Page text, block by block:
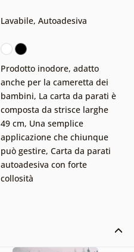
Lavabile, Autoadesiva
Prodotto inodore, adatto
anche per la cameretta dei
bambini, La carta da parati è
composta da strisce larghe
49 cm, Una semplice
applicazione che chiunque
può gestire, Carta da parati
autoadesiva con forte
collosità